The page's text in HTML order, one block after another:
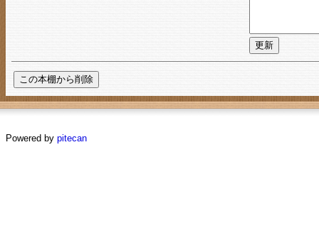
Powered by pitecan